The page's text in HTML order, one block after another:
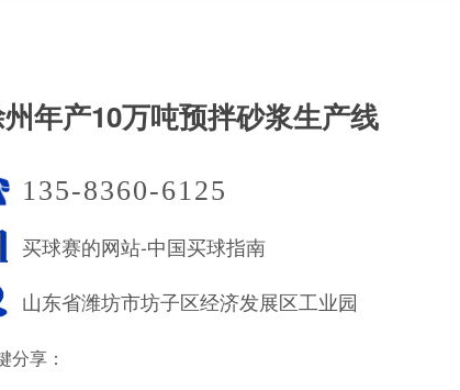
年产10万吨预拌砂浆生产线
135-8360-6125
买球赛的网站-中国买球指南
山东省潍坊市坊子区经济发展区工业园
分享：